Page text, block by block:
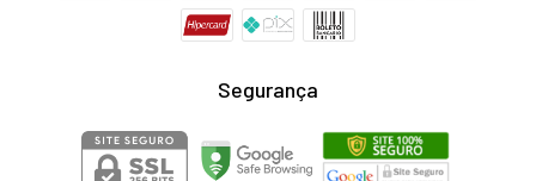
Segurança